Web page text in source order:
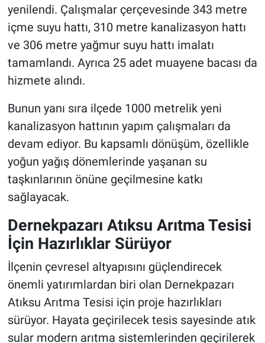
yenilendi. Çalışmalar çerçevesinde 343 metre
içme suyu hattı, 310 metre kanalizasyon hattı
ve 306 metre yağmur suyu hattı imalatı
tamamlandı. Ayrıca 25 adet muayene bacası da
hizmete alındı.
Bunun yanı sıra ilçede 1000 metrelik yeni
kanalizasyon hattının yapım çalışmaları da
devam ediyor. Bu kapsamlı dönüşüm, özellikle
yoğun yağış dönemlerinde yaşanan su
taşkınlarının önüne geçilmesine katkı
sağlayacak.
Dernekpazarı Atıksu Arıtma Tesisi
İçin Hazırlıklar Sürüyor
İlçenin çevresel altyapısını güçlendirecek
önemli yatırımlardan biri olan Dernekpazarı
Atıksu Arıtma Tesisi için proje hazırlıkları
sürüyor. Hayata geçirilecek tesis sayesinde atık
sular modern arıtma sistemlerinden geçirilerek